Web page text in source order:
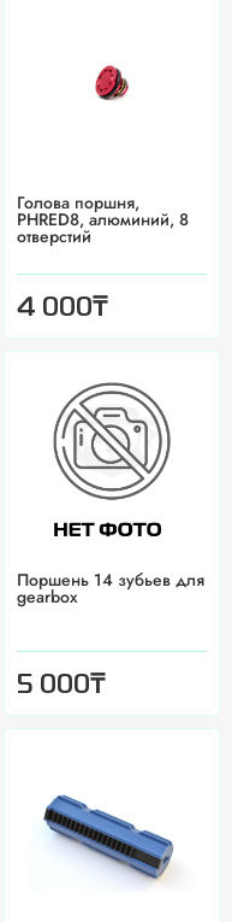
Голова поршня,
PHRED8, алюминий, 8
отверстий
4 000₸
Поршень 14 зубьев для
gearbox
5 000₸